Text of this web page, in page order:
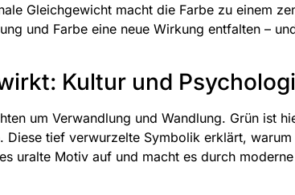
Gleichgewicht macht die Farbe zu einem
und Farbe eine neue Wirkung entfalten –
Kultur und
um Verwandlung und Wandlung. Grün ist
tief verwurzelte Symbolik erklärt,
uralte Motiv auf und macht es durch